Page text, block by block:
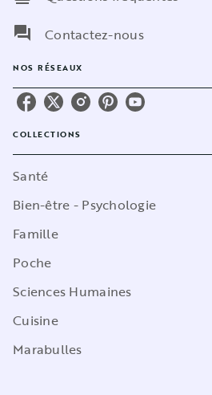
question_answer
Contactez-nous
NOS RÉSEAUX
COLLECTIONS
Santé
Bien-être - Psychologie
Famille
Poche
Sciences Humaines
Cuisine
Marabulles